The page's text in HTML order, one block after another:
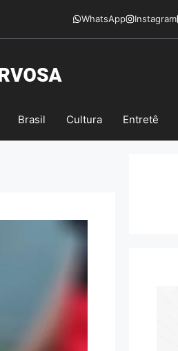
WhatsApp Instagram
Brasil Cultura Entretê